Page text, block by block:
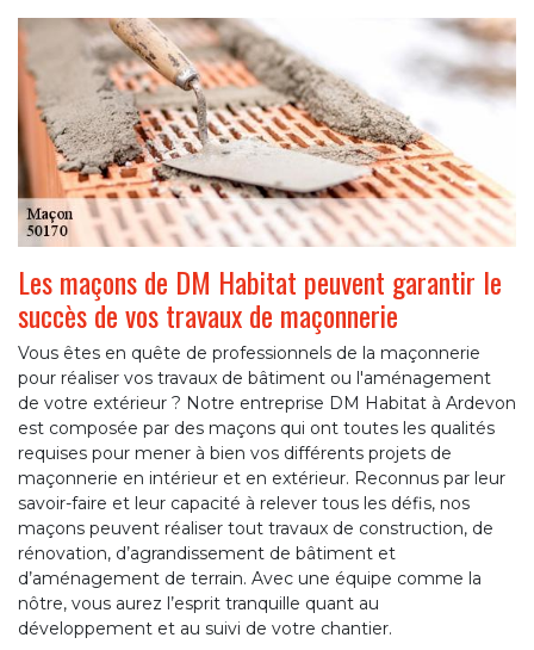
Les maçons de DM Habitat peuvent garantir le
succès de vos travaux de maçonnerie
Vous êtes en quête de professionnels de la maçonnerie
pour réaliser vos travaux de bâtiment ou l'aménagement
de votre extérieur ? Notre entreprise DM Habitat à Ardevon
est composée par des maçons qui ont toutes les qualités
requises pour mener à bien vos différents projets de
maçonnerie en intérieur et en extérieur. Reconnus par leur
savoir-faire et leur capacité à relever tous les défis, nos
maçons peuvent réaliser tout travaux de construction, de
rénovation, d’agrandissement de bâtiment et
d’aménagement de terrain. Avec une équipe comme la
nôtre, vous aurez l’esprit tranquille quant au
développement et au suivi de votre chantier.